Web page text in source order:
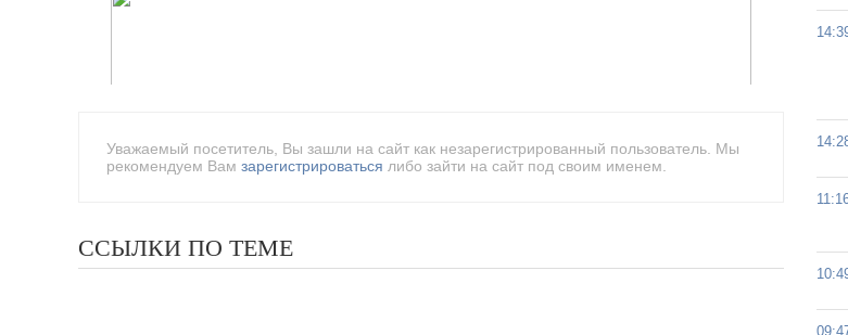
Уважаемый посетитель, Вы зашли на сайт как незарегистрированный пользователь. Мы
рекомендуем Вам зарегистрироваться либо зайти на сайт под своим именем.
ССЫЛКИ ПО ТЕМЕ